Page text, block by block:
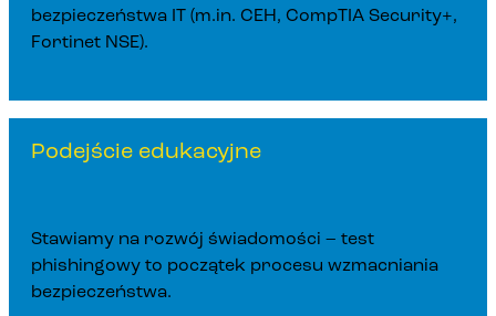
bezpieczeństwa IT (m.in. CEH, CompTIA Security+,
Fortinet NSE).
Podejście edukacyjne
Stawiamy na rozwój świadomości – test
phishingowy to początek procesu wzmacniania
bezpieczeństwa.